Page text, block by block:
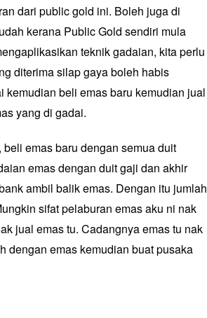
dari public gold ini. Boleh juga di
kerana Public Gold sendiri mula
teknik gadaian, kita perlu
diterima silap gaya boleh habis
beli emas baru kemudian jual
yang di gadai.
emas baru dengan semua duit
emas dengan duit gaji dan akhir
ambil balik emas. Dengan itu jumlah
sifat pelaburan emas aku ni nak
jual emas tu. Cadangnya emas tu nak
dengan emas kemudian buat pusaka